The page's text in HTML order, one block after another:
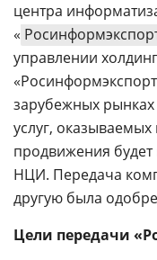
центра
«
управлении
зарубежных
услуг,
продвижения будет
НЦИ. Передача
другую была
Цели передачи